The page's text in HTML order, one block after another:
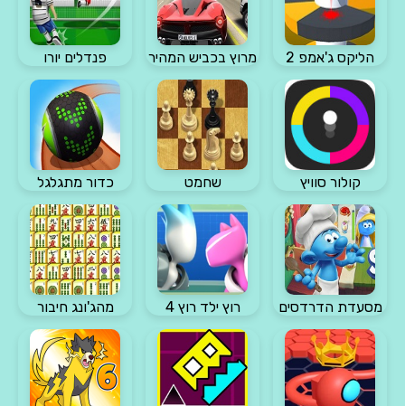
הליקס ג'אמפ 2 מרוץ בכביש המהיר פנדלים יורו
קולור סוויץ שחמט כדור מתגלגל
מסעדת הדרדסים רוץ ילד רוץ 4 מהג'ונג חיבור